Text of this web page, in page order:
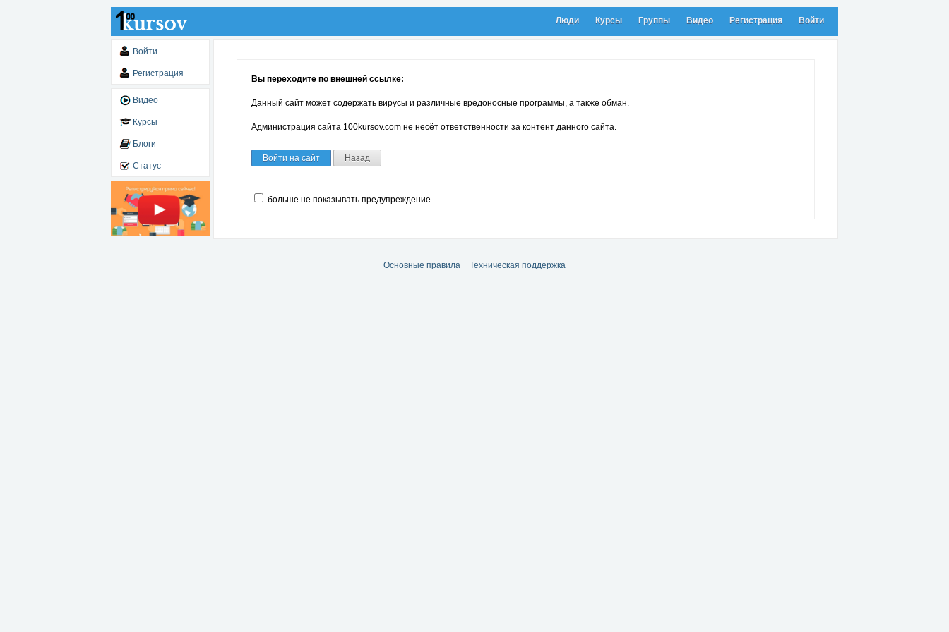
Люди Курсы Группы Видео Регистрация Войти
Войти
Регистрация
Видео
Курсы
Блоги
Статус
Вы переходите по внешней ссылке:
Данный сайт может содержать вирусы и различные вредоносные программы, а также обман.
Администрация сайта 100kursov.com не несёт ответственности за контент данного сайта.
Войти на сайт Назад
больше не показывать предупреждение
Основные правила Техническая поддержка